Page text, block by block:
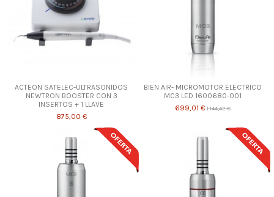
ACTEON SATELEC-ULTRASONIDOS
NEWTRON BOOSTER CON 3
INSERTOS + 1 LLAVE
875,00 €
BIEN AIR- MICROMOTOR ELECTRICO
MC3 LED 1600680-001
699,01 € 1.144,42 €